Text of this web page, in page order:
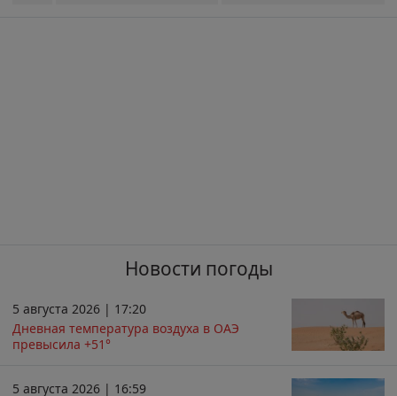
Новости погоды
5 августа 2026 | 17:20
Дневная температура воздуха в ОАЭ
превысила +51°
5 августа 2026 | 16:59